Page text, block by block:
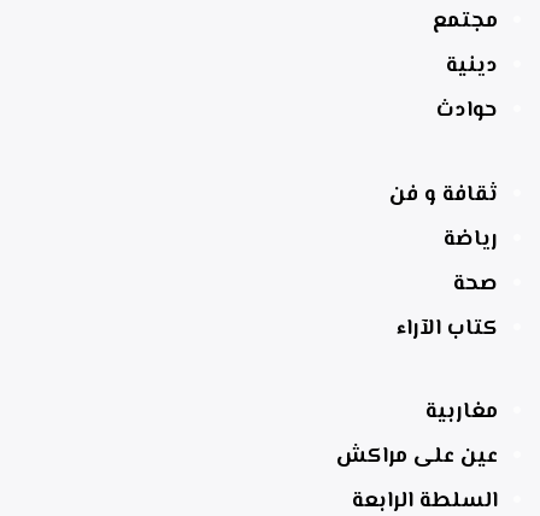
مجتمع
دينية
حوادث
ثقافة و فن
رياضة
صحة
كتاب الآراء
مغاربية
عين على مراكش
السلطة الرابعة